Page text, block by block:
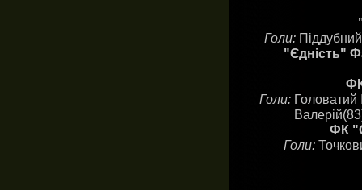
Голи:
"Єдність"
Голи: Головатий
ФК
Голи: